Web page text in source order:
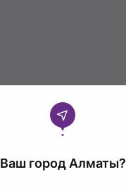
Ваш город Алматы?